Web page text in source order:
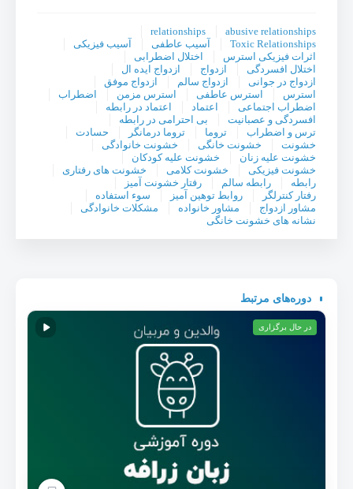
abusive relationships
relationships
Toxic Relationships
آسیب عاطفی
آسیب فیزیکی
اثرات فیزیکی استرس
اختلال اضطرابی
اختلال افسردگی
ازدواج
ازدواج ایده ال
ازدواج در جوانی
ازدواج سالم
ازدواج موفق
استرس‌
استرس عاطفی استرس مزمن
اضطراب
اضطراب اجتماعی
اعتماد
اعتماد در رابطه
افسردگی و عصبانیت
بی احترامی در رابطه
ترس و اضطراب
تروما تروما درمانگر
حسادت
خشونت
خشونت خانگی
خشونت خانوادگی
خشونت علیه زنان
خشونت علیه کودکان
خشونت فیزیکی
خشونت کلامی
خشونت های رفتاری
رابطه
رابطه سالم
رفتار خشونت آمیز
رفتار کنترلگر
روابط توهین آمیز
سوء استفاده
مشاور ازدواج
مشاور خانواده
مشکلات خانوادگی
نشانه های خشونت خانگی
دوره‌های مرتبط
در حال برگزاری